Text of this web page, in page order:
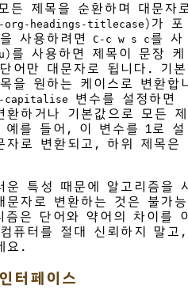
든 제목을 순환하며 대문자
org-headings-titlecase)가 포
사용하려면
C-c w s c 를 사
)를 사용하면 제목이 문장 케
어만 대문자로 됩니다. 기본
을 원하는 케이스로 변환합
capitalise
변수를 설정하면
하거나 기본값으로 모든 제
를 들어, 이 변수를 1로 설
자로 변환되고, 하위 제목은
운 특성 때문에 알고리즘을
자로 변환하는 것은 불가능
은 단어와 약어의 차이를
퓨터를 절대 신뢰하지 말고,
요.
터페이스